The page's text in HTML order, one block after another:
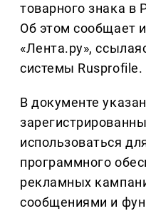
товарного знака в
Об этом сообщает
«Лента.ру»,
системы Rusprofile.
В документе
использоваться
программного
рекламных
сообщениями и